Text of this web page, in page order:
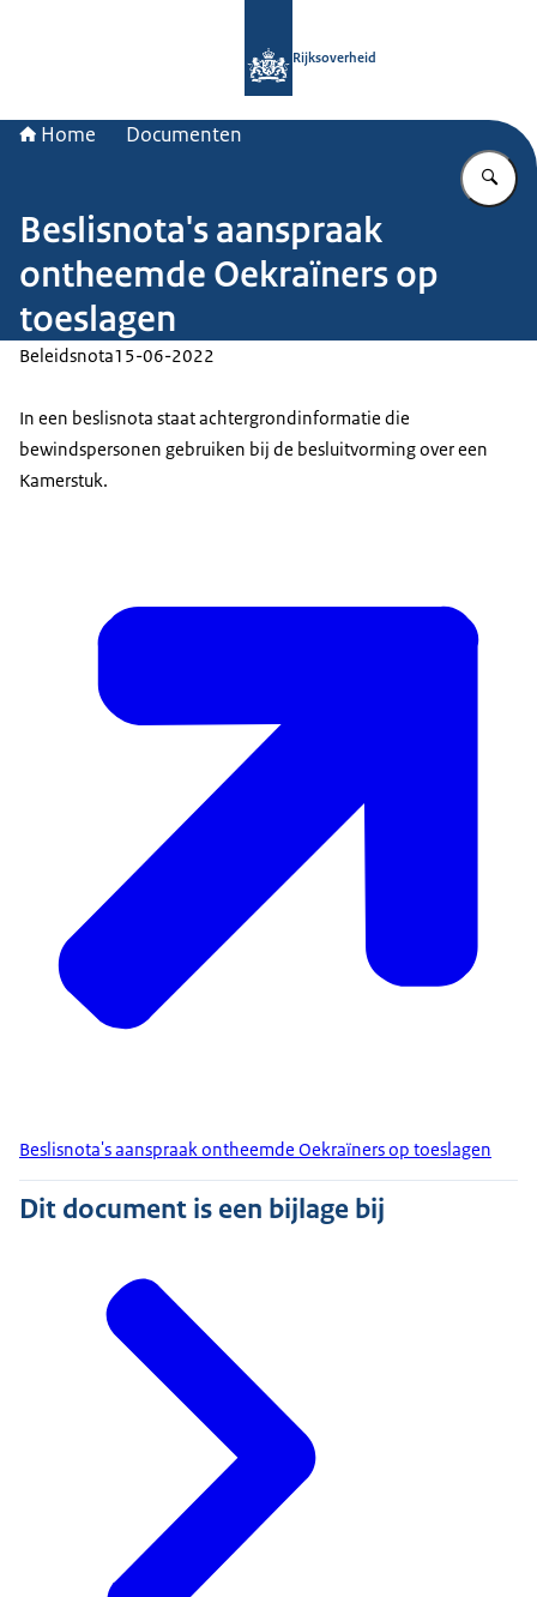
Rijksoverheid
Home Documenten
Beslisnota's aanspraak
ontheemde Oekraïners op
toeslagen
Beleidsnota15-06-2022
In een beslisnota staat achtergrondinformatie die
bewindspersonen gebruiken bij de besluitvorming over een
Kamerstuk.
Beslisnota's aanspraak ontheemde Oekraïners op toeslagen
Dit document is een bijlage bij